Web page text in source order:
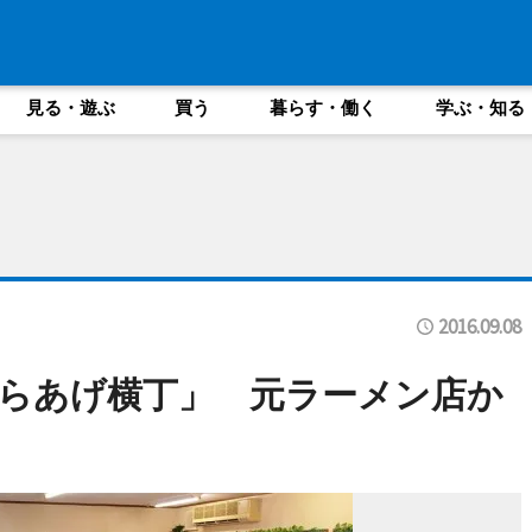
見る・遊ぶ 買う 暮らす・働く 学ぶ・知る
2016.09.08
あげ横丁」 元ラーメン店か